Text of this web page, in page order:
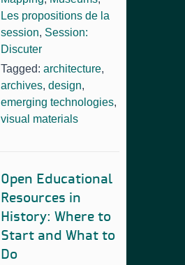
Les propositions de la
session, Session:
Discuter
Tagged: architecture,
archives, design,
emerging technologies,
visual materials
Open Educational
Resources in
History: Where to
Start and What to
Do